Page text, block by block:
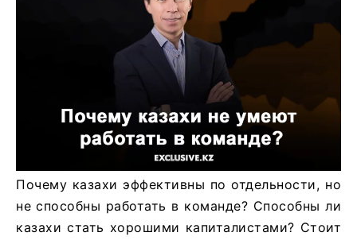
Почему казахи эффективны по отдельности, но
не способны работать в команде? Способны ли
казахи стать хорошими капиталистами? Стоит